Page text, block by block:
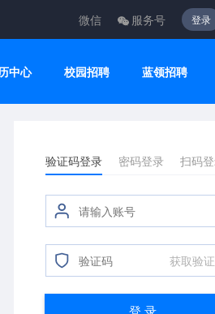
微信 服务号 登录
中心 校园招聘 蓝领招聘
验证码登录 密码登录 扫码
获取验
登 录